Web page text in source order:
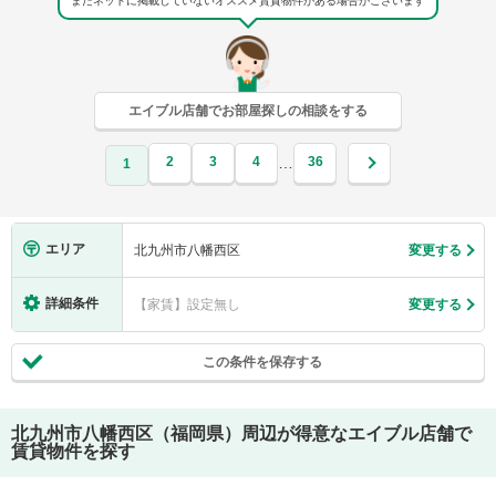
エイブル店舗でお部屋探しの相談をする
1 2 3 4 … 36
エリア 北九州市八幡西区 変更する
詳細条件 【家賃】設定無し 変更する
この条件を保存する
北九州市八幡西区（福岡県）
周辺が得意なエイブル店舗で
賃貸物件を探す